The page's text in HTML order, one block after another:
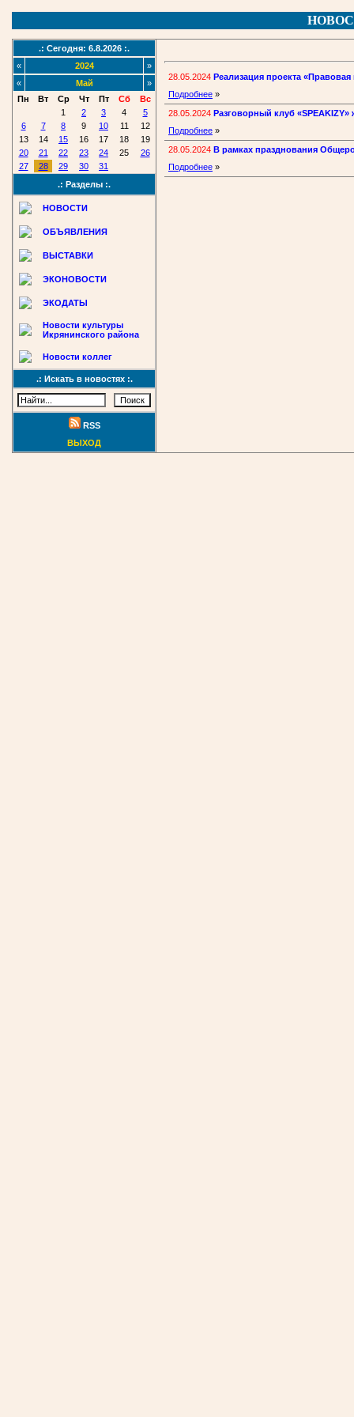
.: Сегодня: 6.8.2026 :.
«
2024
»
«
Май
»
Пн
Вт Ср Чт Пт Сб
Вс
1
2 3 4
5
6
7 8 9 10 11
12
13
14 15 16 17 18
19
20
21 22 23 24 25
26
27
28 29 30
31
.: Разделы :.
НОВОСТИ
ОБЪЯВЛЕНИЯ
ВЫСТАВКИ
ЭКОНОВОСТИ
ЭКОДАТЫ
Новости культуры
Икрянинского района
Новости коллег
.: Искать в новостях :.
RSS
ВЫХОД
28.05.2024 Реализация проекта
Подробнее »
28.05.2024 Разговорный клуб «SPEAKIZY»
Подробнее »
28.05.2024 В рамках празднования
Подробнее »